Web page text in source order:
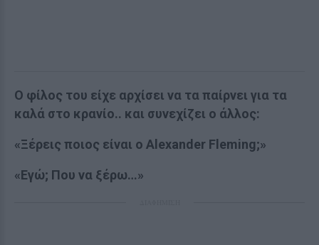
Ο φίλος του είχε αρχίσει να τα παίρνει για τα
καλά στο κρανίο.. και συνεχίζει ο άλλος:
«Ξέρεις ποιος είναι ο Alexander Fleming;»
«Εγώ; Που να ξέρω…»